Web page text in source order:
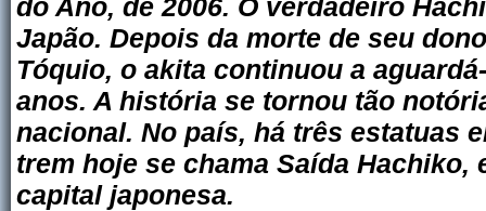
do Ano, de 2006. O verdadeiro
Japão. Depois da morte de seu
Tóquio, o akita continuou a
anos. A história se tornou tão
nacional. No país, há três estatuas
trem hoje se chama Saída
capital japonesa.